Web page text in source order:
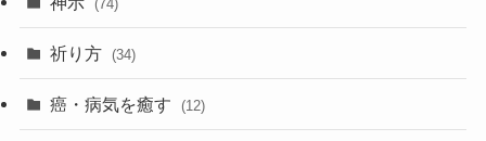
(74)
祈り方 (34)
癌・病気を癒す (12)